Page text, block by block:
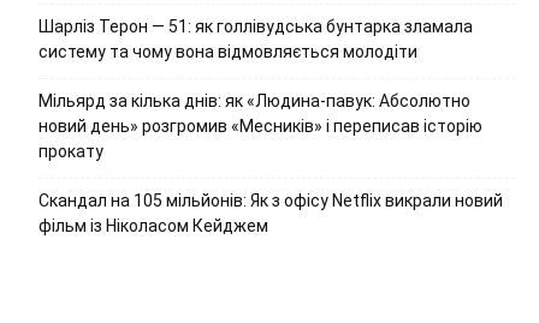
Шарліз Терон — 51: як голлівудська бунтарка зламала
систему та чому вона відмовляється молодіти
Мільярд за кілька днів: як «Людина-павук: Абсолютно
новий день» розгромив «Месників» і переписав історію
прокату
Скандал на 105 мільйонів: Як з офісу Netflix викрали новий
фільм із Ніколасом Кейджем